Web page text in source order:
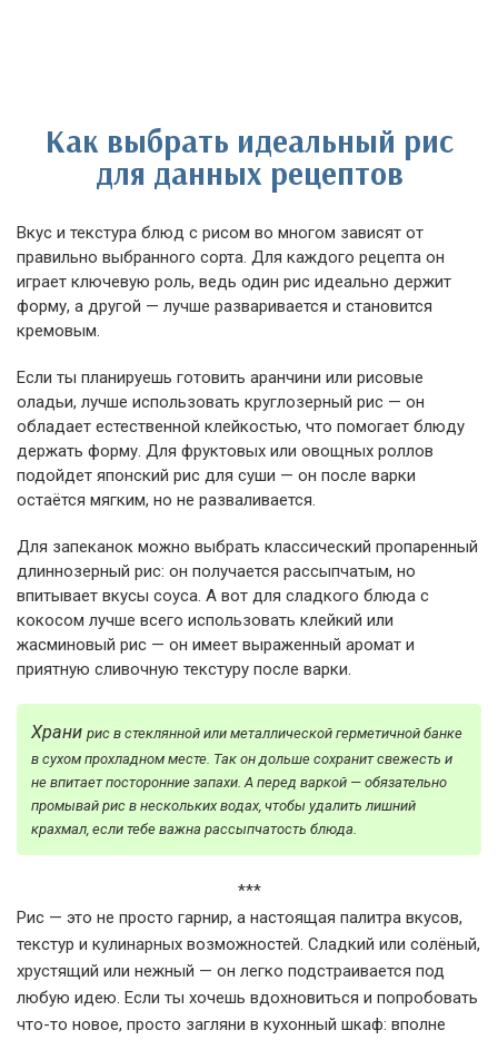
Как выбрать идеальный рис
для данных рецептов
Вкус и текстура блюд с рисом во многом зависят от
правильно выбранного сорта. Для каждого рецепта он
играет ключевую роль, ведь один рис идеально держит
форму, а другой — лучше разваривается и становится
кремовым.
Если ты планируешь готовить аранчини или рисовые
оладьи, лучше использовать круглозерный рис — он
обладает естественной клейкостью, что помогает блюду
держать форму. Для фруктовых или овощных роллов
подойдет японский рис для суши — он после варки
остаётся мягким, но не разваливается.
Для запеканок можно выбрать классический пропаренный
длиннозерный рис: он получается рассыпчатым, но
впитывает вкусы соуса. А вот для сладкого блюда с
кокосом лучше всего использовать клейкий или
жасминовый рис — он имеет выраженный аромат и
приятную сливочную текстуру после варки.
Храни рис в стеклянной или металлической герметичной банке
в сухом прохладном месте. Так он дольше сохранит свежесть и
не впитает посторонние запахи. А перед варкой — обязательно
промывай рис в нескольких водах, чтобы удалить лишний
крахмал, если тебе важна рассыпчатость блюда.
***
Рис — это не просто гарнир, а настоящая палитра вкусов,
текстур и кулинарных возможностей. Сладкий или солёный,
хрустящий или нежный — он легко подстраивается под
любую идею. Если ты хочешь вдохновиться и попробовать
что-то новое, просто загляни в кухонный шкаф: вполне